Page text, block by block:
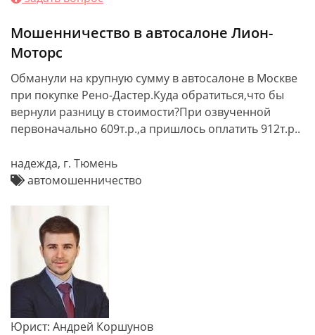
Мошенничество в автосалоне Лион-
Моторс
Обманули на крупную сумму в автосалоне в Москве
при покупке Рено-Дастер.Куда обратиться,что бы
вернули разницу в стоимости?При озвученной
первоначально 609т.р.,а пришлось оплатить 912т.р..
надежда, г. Тюмень
автомошенничество
Юрист: Андрей Коршунов